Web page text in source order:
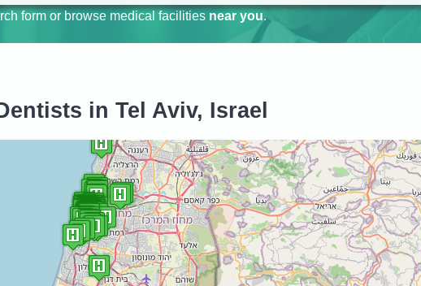
form or browse medical facilities near you.
in Tel Aviv, Israel